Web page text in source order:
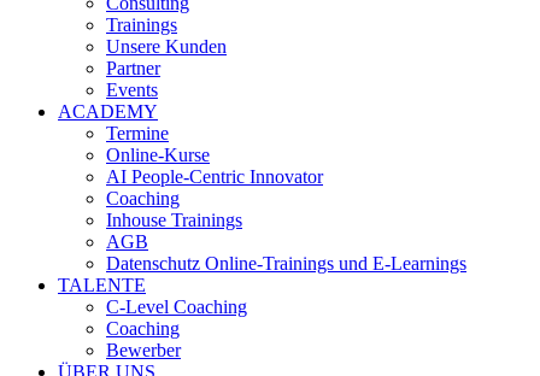
Trainings
Unsere Kunden
Partner
Events
ACADEMY
Termine
Online-Kurse
AI People-Centric Innovator
Coaching
Inhouse Trainings
AGB
Datenschutz Online-Trainings und E-Learnings
TALENTE
C-Level Coaching
Coaching
Bewerber
ÜBER UNS